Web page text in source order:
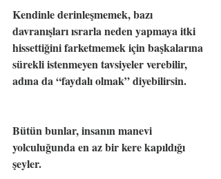
Kendinle derinleşmemek, bazı
davranışları ısrarla neden yapmaya itki
hissettiğini farketmemek için başkalarına
sürekli istenmeyen tavsiyeler verebilir,
adına da “faydalı olmak” diyebilirsin.
Bütün bunlar, insanın manevi
yolculuğunda en az bir kere kapıldığı
şeyler.